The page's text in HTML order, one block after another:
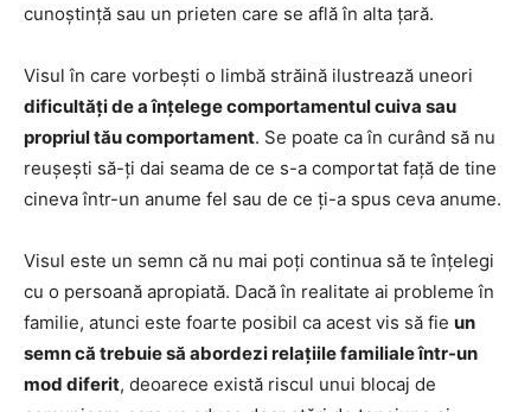
cunoștință sau un prieten care se află în alta țară.
Visul în care vorbești o limbă străină ilustrează uneori
dificultăți de a înțelege comportamentul cuiva sau
propriul tău comportament. Se poate ca în curând să nu
reușești să-ți dai seama de ce s-a comportat față de tine
cineva într-un anume fel sau de ce ți-a spus ceva anume.
Visul este un semn că nu mai poți continua să te înțelegi
cu o persoană apropiată. Dacă în realitate ai probleme în
familie, atunci este foarte posibil ca acest vis să fie un
semn că trebuie să abordezi relațiile familiale într-un
mod diferit, deoarece există riscul unui blocaj de